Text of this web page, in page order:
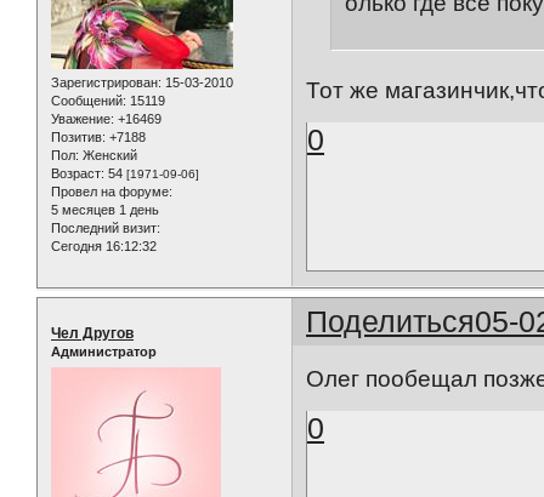
Зарегистрирован: 15-03-2010
Сообщений: 15119
Уважение: +16469
Позитив: +7188
Пол: Женский
Возраст: 54 [1971-09-06]
Провел на форуме:
5 месяцев 1 день
Последний визит:
Сегодня 16:12:32
Тот же
0
Поделиться05-
Чел Другов
Администратор
Олег пообещал
0